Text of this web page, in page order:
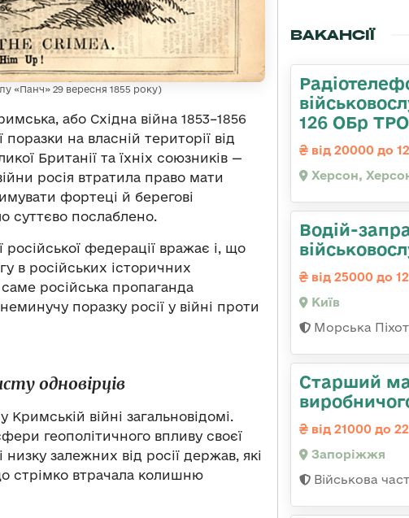
«Панч» 29 вересня 1855 року)
або Східна війна 1853–1856
поразки на власній території від
Британії та їхніх союзників —
росія втратила право мати
фортеці й берегові
суттєво послаблено.
російської федерації вражає і, що
в російських історичних
російська пропаганда
поразку росії у війні проти
одновірців
війні загальновідомі.
геополітичного впливу своєї
залежних від росії держав, які
стрімко втрачала колишню
ВАКАНСІЇ
126 ОБр ТРО
від 20000 до
Херсон,
Водій-
від 25000 до
Київ
Морська
Старший
від 21000 до
Запоріжжя
Військова